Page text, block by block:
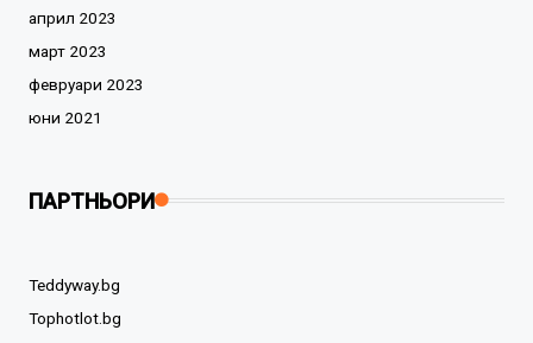
април 2023
март 2023
февруари 2023
юни 2021
ПАРТНЬОРИ
Teddyway.bg
Tophotlot.bg